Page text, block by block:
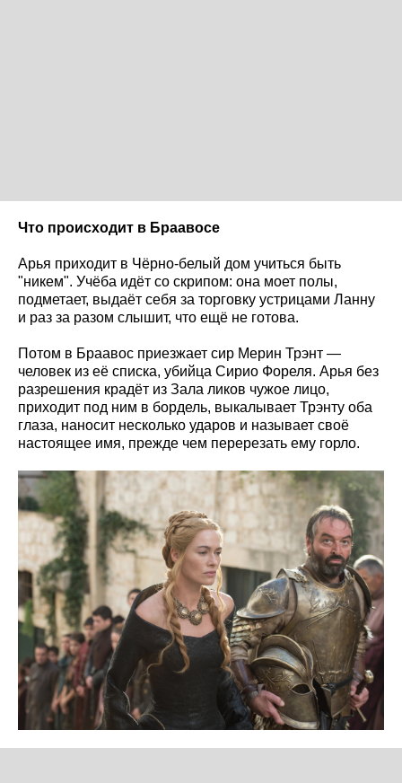
Что происходит в Браавосе
Арья приходит в Чёрно-белый дом учиться быть
"никем". Учёба идёт со скрипом: она моет полы,
подметает, выдаёт себя за торговку устрицами Ланну
и раз за разом слышит, что ещё не готова.
Потом в Браавос приезжает сир Мерин Трэнт —
человек из её списка, убийца Сирио Фореля. Арья без
разрешения крадёт из Зала ликов чужое лицо,
приходит под ним в бордель, выкалывает Трэнту оба
глаза, наносит несколько ударов и называет своё
настоящее имя, прежде чем перерезать ему горло.